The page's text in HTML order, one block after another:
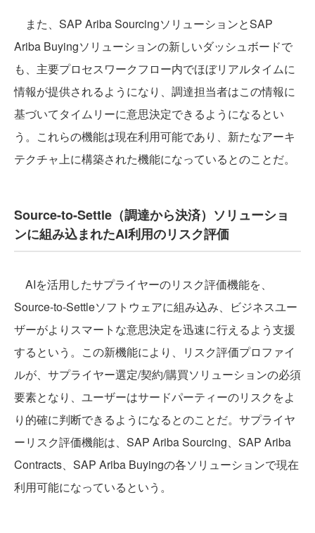
また、SAP Ariba SourcingソリューションとSAP
Ariba Buyingソリューションの新しいダッシュボードで
も、主要プロセスワークフロー内でほぼリアルタイムに
情報が提供されるようになり、調達担当者はこの情報に
基づいてタイムリーに意思決定できるようになるとい
う。これらの機能は現在利用可能であり、新たなアーキ
テクチャ上に構築された機能になっているとのことだ。
Source-to-Settle（調達から決済）ソリューショ
ンに組み込まれたAI利用のリスク評価
AIを活用したサプライヤーのリスク評価機能を、
Source-to-Settleソフトウェアに組み込み、ビジネスユー
ザーがよりスマートな意思決定を迅速に行えるよう支援
するという。この新機能により、リスク評価プロファイ
ルが、サプライヤー選定/契約/購買ソリューションの必須
要素となり、ユーザーはサードパーティーのリスクをよ
り的確に判断できるようになるとのことだ。サプライヤ
ーリスク評価機能は、SAP Ariba Sourcing、SAP Ariba
Contracts、SAP Ariba Buyingの各ソリューションで現在
利用可能になっているという。